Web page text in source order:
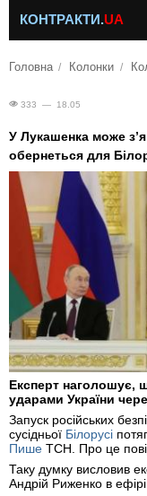
КОНТРАКТИ.UA
Головна Колонки
333 — 18.05
У Лукашенка може
обернеться для
Експерт наголошує,
ударами України
Запуск російських
сусідньої Білорусі
Пише ТСН. Про це
Таку думку висловив
Андрій Риженко в ефірі